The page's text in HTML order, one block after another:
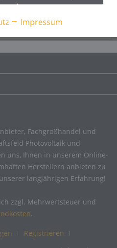
Fachgroßhandel und
Photovoltaik und
uns, Ihnen in unserem Online-
Herstellern anbieten zu
langjährigen Erfahrung!
zzgl. Mehrwertsteuer und
.
Registrieren
Impressum